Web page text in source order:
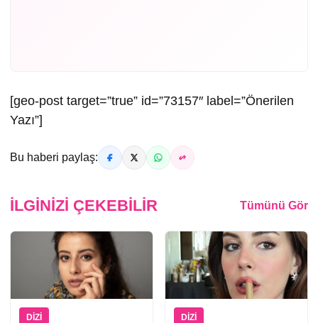
[geo-post target=”true” id=”73157″ label=”Önerilen
Yazı”]
Bu haberi paylaş:
İLGINIZI ÇEKEBILIR Tümünü Gör
DIZI DIZI